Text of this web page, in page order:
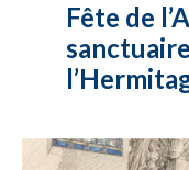
Fête de